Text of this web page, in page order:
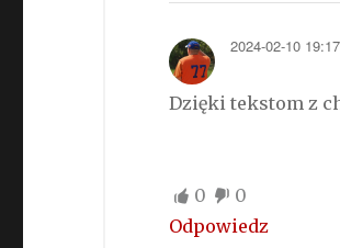
2024-02-10 19:17
Dzięki tekstom z
0
0
Odpowiedz